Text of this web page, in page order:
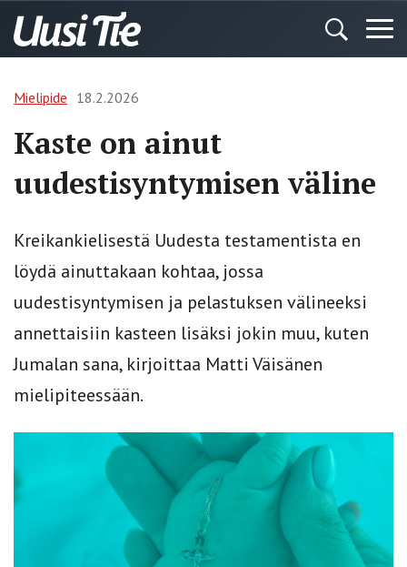
Mielipide 18.2.2026
Kaste on ainut
uudestisyntymisen väline
Kreikankielisestä Uudesta testamentista en
löydä ainuttakaan kohtaa, jossa
uudestisyntymisen ja pelastuksen välineeksi
annettaisiin kasteen lisäksi jokin muu, kuten
Jumalan sana, kirjoittaa Matti Väisänen
mielipiteessään.